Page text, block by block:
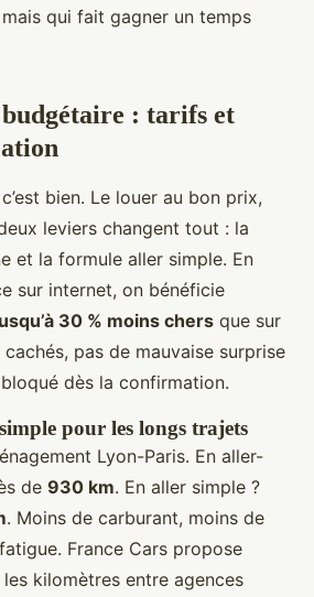
qui fait gagner un temps
: tarifs et
bien. Le louer au bon prix,
leviers changent tout : la
et la formule aller simple. En
sur internet, on bénéficie
30 % moins chers que sur
pas de mauvaise surprise
dès la confirmation.
pour les longs trajets
Lyon-Paris. En aller-
de 930 km. En aller simple ?
. Moins de carburant, moins de
France Cars propose
kilomètres entre agences